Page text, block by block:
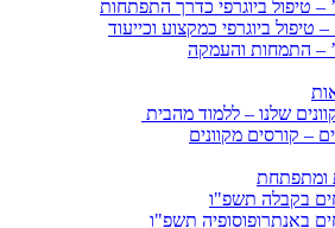
– טיפול ביוגרפי כדרך התפתחות
טיפול ביוגרפי כמקצוע וכייעוד
– התמחות והעמקה
שלנו – ללמוד מהבית
– קורסים מקוונים
ומתפתחת
בקבלה תשפ"ו
באנתרופוסופיה תשפ"ו